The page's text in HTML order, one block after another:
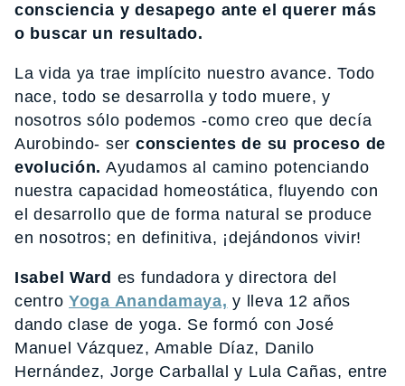
consciencia y desapego ante el querer más
o buscar un resultado.
La vida ya trae implícito nuestro avance. Todo
nace, todo se desarrolla y todo muere, y
nosotros sólo podemos -como creo que decía
Aurobindo- ser conscientes de su proceso de
evolución. Ayudamos al camino potenciando
nuestra capacidad homeostática, fluyendo con
el desarrollo que de forma natural se produce
en nosotros; en definitiva, ¡dejándonos vivir!
Isabel Ward es fundadora y directora del
centroYoga Anandamaya, y lleva 12 años
dando clase de yoga. Se formó con José
Manuel Vázquez, Amable Díaz, Danilo
Hernández, Jorge Carballal y Lula Cañas, entre